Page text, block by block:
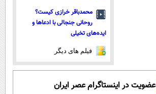
محمدباقر خرازی کیست؟
روحانی جنجالی با ادعاها و
ایده‌های تخیلی
فیلم های دیگر
عضویت در اینستاگرام عصر ایران